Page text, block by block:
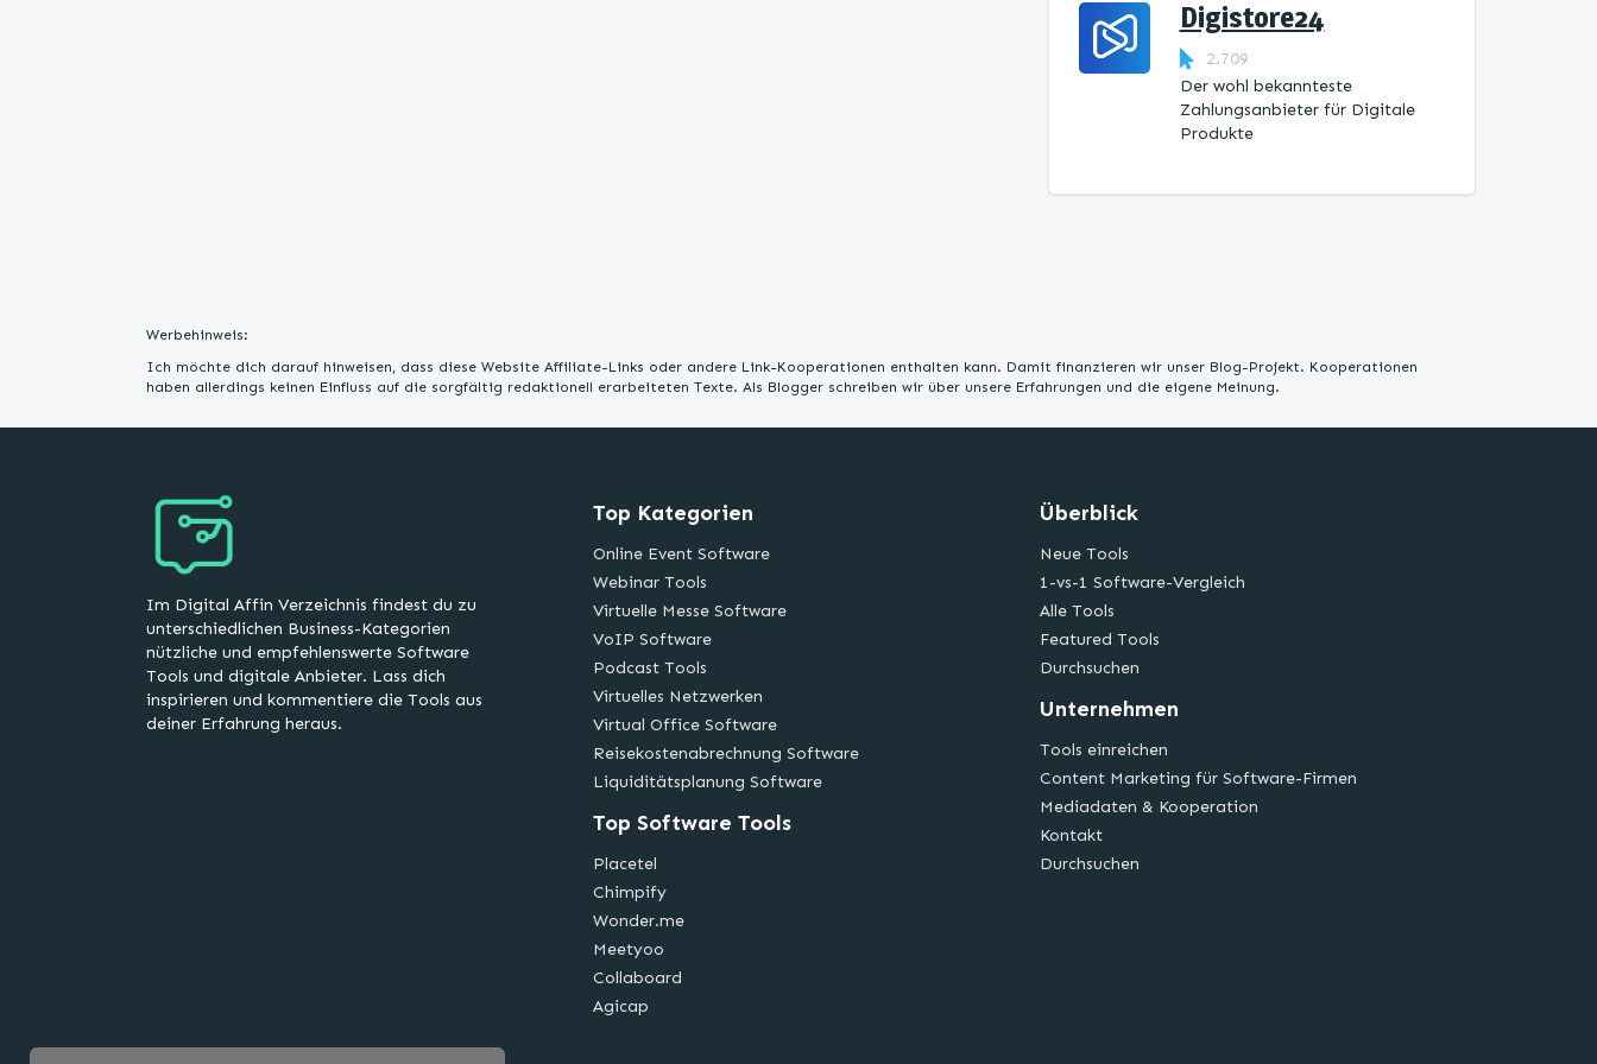
Digistore24
2.709
Der wohl bekannteste
Zahlungsanbieter für Digitale
Produkte
Werbehinweis:
Ich möchte dich darauf hinweisen, dass diese Website Affiliate-Links oder andere Link-Kooperationen enthalten kann. Damit finanzieren wir unser Blog-Projekt. Kooperationen
haben allerdings keinen Einfluss auf die sorgfältig redaktionell erarbeiteten Texte. Als Blogger schreiben wir über unsere Erfahrungen und die eigene Meinung.
Im Digital Affin Verzeichnis findest du zu
unterschiedlichen Business-Kategorien
nützliche und empfehlenswerte Software
Tools und digitale Anbieter. Lass dich
inspirieren und kommentiere die Tools aus
deiner Erfahrung heraus.
Top Kategorien
Online Event Software
Webinar Tools
Virtuelle Messe Software
VoIP Software
Podcast Tools
Virtuelles Netzwerken
Virtual Office Software
Reisekostenabrechnung Software
Liquiditätsplanung Software
Top Software Tools
Placetel
Chimpify
Wonder.me
Meetyoo
Collaboard
Agicap
Überblick
Neue Tools
1-vs-1 Software-Vergleich
Alle Tools
Featured Tools
Durchsuchen
Unternehmen
Tools einreichen
Content Marketing für Software-Firmen
Mediadaten & Kooperation
Kontakt
Durchsuchen